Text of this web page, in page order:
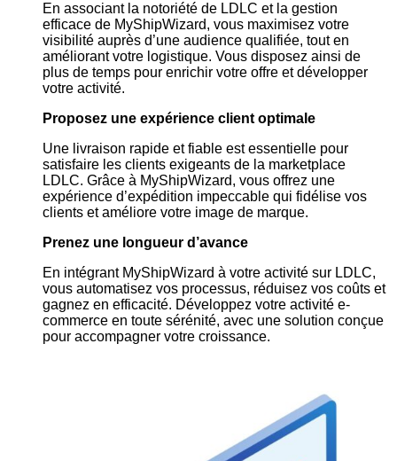
En associant la notoriété de LDLC et la gestion
efficace de MyShipWizard, vous maximisez votre
visibilité auprès d’une audience qualifiée, tout en
améliorant votre logistique. Vous disposez ainsi de
plus de temps pour enrichir votre offre et développer
votre activité.
Proposez une expérience client optimale
Une livraison rapide et fiable est essentielle pour
satisfaire les clients exigeants de la marketplace
LDLC. Grâce à MyShipWizard, vous offrez une
expérience d’expédition impeccable qui fidélise vos
clients et améliore votre image de marque.
Prenez une longueur d’avance
En intégrant MyShipWizard à votre activité sur LDLC,
vous automatisez vos processus, réduisez vos coûts et
gagnez en efficacité. Développez votre activité e-
commerce en toute sérénité, avec une solution conçue
pour accompagner votre croissance.